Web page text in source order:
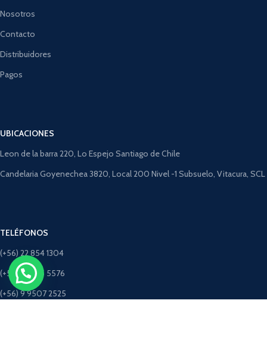
Nosotros
Contacto
Distribuidores
Pagos
UBICACIONES
Leon de la barra 220, Lo Espejo Santiago de Chile
Candelaria Goyenechea 3820, Local 200 Nivel -1 Subsuelo, Vitacura, SCL
TELÉFONOS
(+56) 22 854 1304
(+56) 9 4275 5576
(+56) 9 9507 2525